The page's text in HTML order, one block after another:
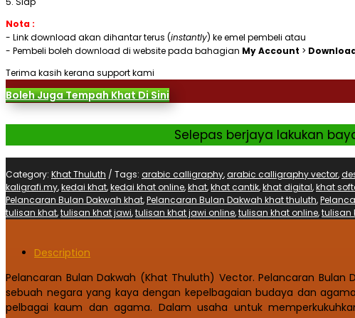
Nota :
- Link download akan dihantar terus (instantly) ke emel pembeli atau
- Pembeli boleh download di website pada bahagian My Account >
Terima kasih kerana support kami
Boleh Juga Tempah Khat Di Sini
Selepas berjaya lakukan
Category: Khat Thuluth Tags: arabic calligraphy,arabic calligraphy vector,
kaligrafi.my,kedai khat,kedai khat online,khat,khat cantik,khat digital,khat
Pelancaran Bulan Dakwah khat,Pelancaran Bulan Dakwah khat thuluth,
tulisan khat,tulisan khat jawi,tulisan khat jawi online,tulisan khat online,tulisan
Description
Pelancaran Bulan Dakwah (Khat Thuluth) Vector. Pelancaran
sebuah negara yang kaya dengan kepelbagaian budaya dan
pelbagai kaum dan agama. Dalam usaha untuk